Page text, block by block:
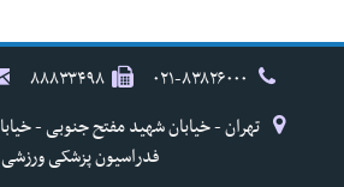
۸۸۸۳۳۴۹۸
فدراسیون پزشکی ورزشی